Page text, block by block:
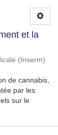
et la
(Inserm)
de cannabis,
par les
sur le